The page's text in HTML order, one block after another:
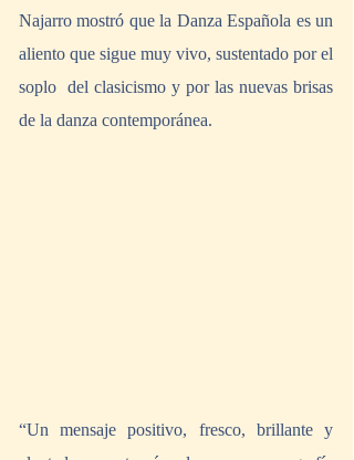
Najarro mostró que la Danza Española es un
aliento que sigue muy vivo, sustentado por el
soplo  del clasicismo y por las nuevas brisas
de la danza contemporánea.
“Un mensaje positivo, fresco, brillante y